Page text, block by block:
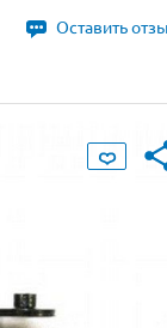
Оставить